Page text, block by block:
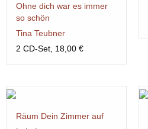
Ohne dich war es immer
so schön
Tina Teubner
2 CD-Set, 18,00 €
Räum Dein Zimmer auf